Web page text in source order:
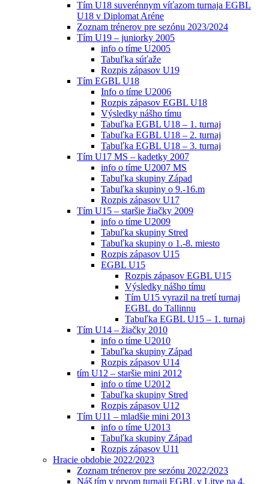
Tím U18 suverénnym víťazom turnaja EGBL
U18 v Diplomat Aréne
Zoznam trénerov pre sezónu 2023/2024
Tím U19 – juniorky 2005
info o tíme U2005
Tabuľka súťaže
Rozpis zápasov U19
Tím EGBL U18
Info o tíme U2006
Rozpis zápasov EGBL U18
Výsledky nášho tímu
Tabuľka EGBL U18 – 1. turnaj
Tabuľka EGBL U18 – 2. turnaj
Tabuľka EGBL U18 – 3. turnaj
Tím U17 MS – kadetky 2007
info o tíme U2007 MS
Tabuľka skupiny Západ
Tabuľka skupiny o 9.-16.m
Rozpis zápasov U17
Tím U15 – staršie žiačky 2009
info o tíme U2009
Tabuľka skupiny Stred
Tabuľka skupiny o 1.-8. miesto
Rozpis zápasov U15
EGBL U15
Rozpis zápasov EGBL U15
Výsledky nášho tímu
Tím U15 vyrazil na tretí turnaj
EGBL do Tallinnu
Tabuľka EGBL U15 – 1. turnaj
Tím U14 – žiačky 2010
info o tíme U2010
Tabuľka skupiny Západ
Rozpis zápasov U14
tím U12 – staršie mini 2012
info o tíme U2012
Tabuľka skupiny Stred
Rozpis zápasov U12
Tím U11 – mladšie mini 2013
info o tíme U2013
Tabuľka skupiny Západ
Rozpis zápasov U11
Hracie obdobie 2022/2023
Zoznam trénerov pre sezónu 2022/2023
Náš tím v prvom turnaji EGBL v Litve na 4.